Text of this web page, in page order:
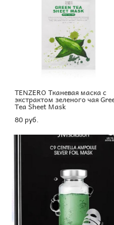
TENZERO Тканевая маска с
экстрактом зеленого чая
Tea Sheet Mask
80 pуб.